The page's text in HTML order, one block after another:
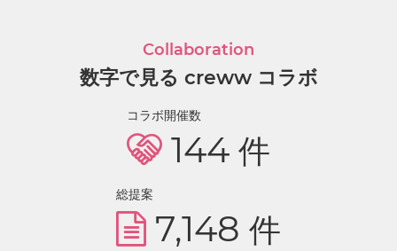
Collaboration
数字で見る creww コラボ
コラボ開催数
144 件
総提案
7,148 件